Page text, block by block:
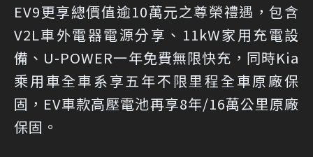
EV9更享總價值逾10萬元之尊榮禮遇，包含
V2L車外電器電源分享、11kW家用充電設
備、U-POWER一年免費無限快充，同時Kia
乘用車全車系享五年不限里程全車原廠保
固，EV車款高壓電池再享8年/16萬公里原廠
保固。